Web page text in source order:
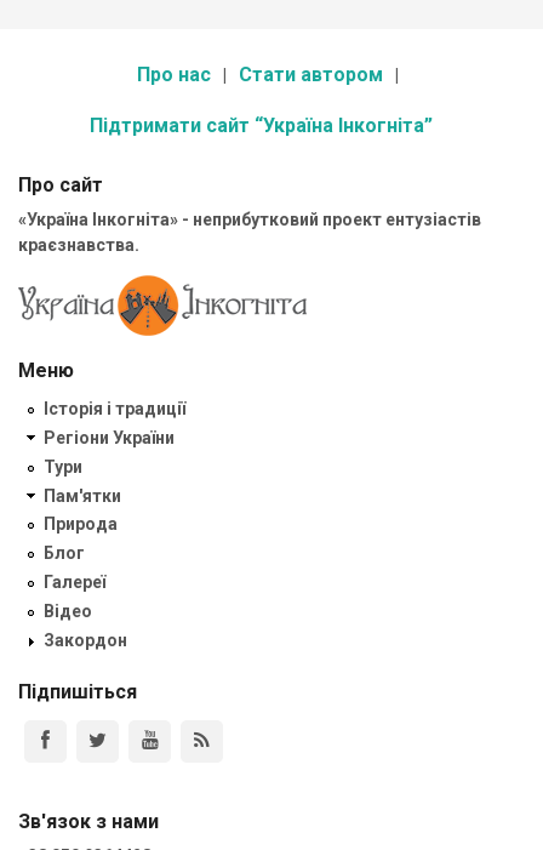
Про нас Стати автором
Підтримати сайт “Україна Інкогніта”
Про сайт
«Україна Інкогніта» - неприбутковий проект ентузіастів
краєзнавства.
Меню
Історія і традиції
Регіони України
Тури
Пам'ятки
Природа
Блог
Галереї
Відео
Закордон
Підпишіться
Зв'язок з нами